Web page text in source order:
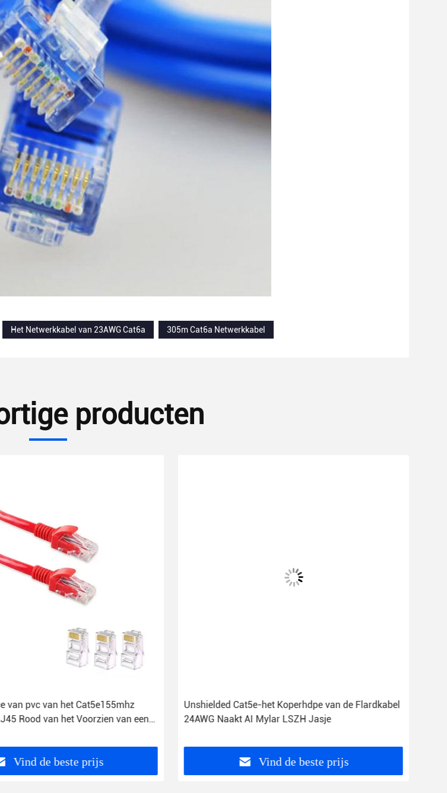
Het Netwerkkabel van 23AWG Cat6a 305m Cat6a Netwerkkabel
producten
van pvc van het Cat5e155mhz
Rood van het Voorzien van een
Vind de beste prijs
Unshielded Cat5e-het Koperhdpe van de Flardkabel
24AWG Naakt AI Mylar LSZH Jasje
Vind de beste prijs